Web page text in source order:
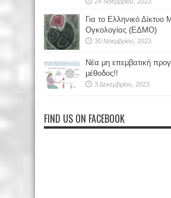
Για το Ελληνικό Δίκτυο
Ογκολογίας (ΕΔΜΟ)
30 Νοεμβρίου, 2023
Νέα μη επεμβατική
μέθοδος!!
3 Δεκεμβρίου, 2023
FIND US ON FACEBOOK